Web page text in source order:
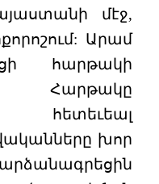
մէջ,
Արամ
հարթակի
Հարթակը
խոր